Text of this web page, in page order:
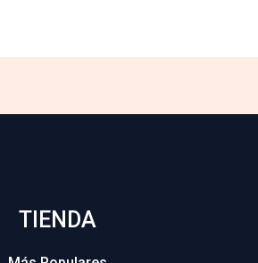
TIENDA